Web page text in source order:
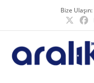
Bize Ulaşın: